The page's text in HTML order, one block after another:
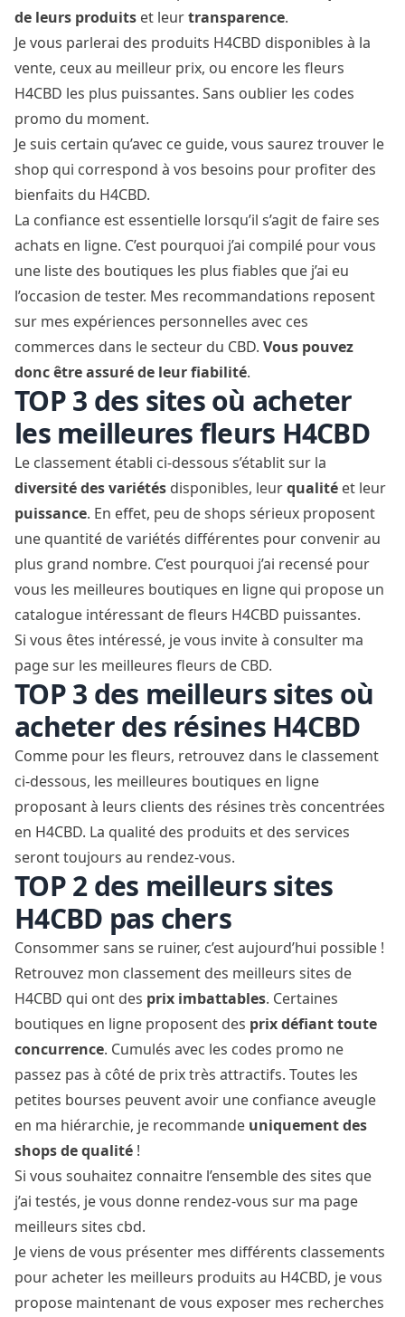
de leurs produits et leurtransparence.
Je vous parlerai des produits H4CBD disponibles à la
vente, ceux au meilleur prix, ou encore les fleurs
H4CBD les plus puissantes. Sans oublier les codes
promo du moment.
Je suis certain qu’avec ce guide, vous saurez trouver le
shop qui correspond à vos besoins pour profiter des
bienfaits du H4CBD.
La confiance est essentielle lorsqu’il s’agit de faire ses
achats en ligne. C’est pourquoi j’ai compilé pour vous
une liste des boutiques les plus fiables que j’ai eu
l’occasion de tester. Mes recommandations reposent
sur mes expériences personnelles avec ces
commerces dans le secteur du CBD. Vous pouvez
donc être assuré de leur fiabilité.
TOP 3 des sites où acheter
les meilleures fleurs H4CBD
Le classement établi ci-dessous s’établit sur la
diversité des variétés disponibles, leurqualité et leur
puissance. En effet, peu de shops sérieux proposent
une quantité de variétés différentes pour convenir au
plus grand nombre. C’est pourquoi j’ai recensé pour
vous les meilleures boutiques en ligne qui propose un
catalogue intéressant de fleurs H4CBD puissantes.
Si vous êtes intéressé, je vous invite à consulter ma
page sur les meilleures fleurs de CBD.
TOP 3 des meilleurs sites où
acheter des résines H4CBD
Comme pour les fleurs, retrouvez dans le classement
ci-dessous, les meilleures boutiques en ligne
proposant à leurs clients des résines très concentrées
en H4CBD. La qualité des produits et des services
seront toujours au rendez-vous.
TOP 2 des meilleurs sites
H4CBD pas chers
Consommer sans se ruiner, c’est aujourd’hui possible !
Retrouvez mon classement des meilleurs sites de
H4CBD qui ont des prix imbattables. Certaines
boutiques en ligne proposent des prix défiant toute
concurrence. Cumulés avec les codes promo ne
passez pas à côté de prix très attractifs. Toutes les
petites bourses peuvent avoir une confiance aveugle
en ma hiérarchie, je recommande uniquement des
shops de qualité !
Si vous souhaitez connaitre l’ensemble des sites que
j’ai testés, je vous donne rendez-vous sur ma page
meilleurs sites cbd.
Je viens de vous présenter mes différents classements
pour acheter les meilleurs produits au H4CBD, je vous
propose maintenant de vous exposer mes recherches